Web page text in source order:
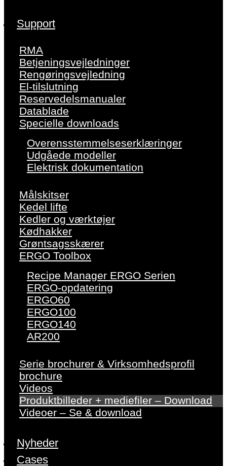
Support
RMA
Betjeningsvejledninger
Rengøringsvejledning
El-tilslutning
Reservedelsmanualer
Datablade
Specielle downloads
Overensstemmelseserklæringer
Udgåede modeller
Elektrisk dokumentation
Målskitser
Kedel lifte
Kedler og værktøjer
Kødhakker
Grøntsagsskærer
ERGO Toolbox
Recipe Manager ERGO Serien
ERGO-opdatering
ERGO60
ERGO100
ERGO140
AR200
Serie brochurer & Virksomhedsprofil
brochure
Videos
Produktbilleder + mediefiler – Download
Videoer – Se & download
Nyheder
Cases